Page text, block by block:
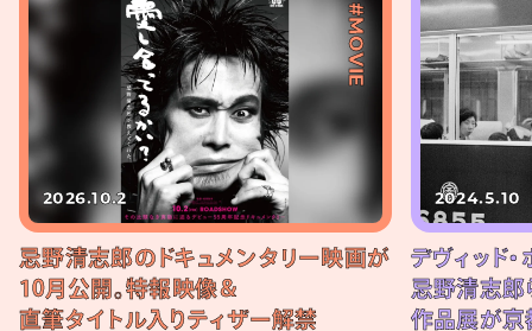
#MOVIE
2026.10.2
忌野清志郎のドキュメンタリー映画が
10月公開。特報映像＆
直筆タイトル入りティザー解禁
2024.5.10
デヴィッド・
忌野清志郎
作品展が京